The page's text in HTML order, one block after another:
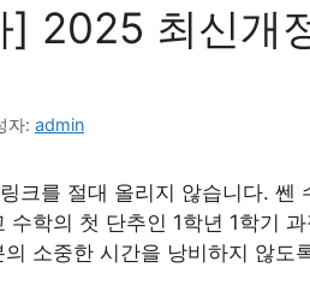
] 2025 최신개
자: admin
크를 절대 올리지 않습니다. 쎈
수학의 첫 단추인 1학년 1학기
소중한 시간을 낭비하지 않